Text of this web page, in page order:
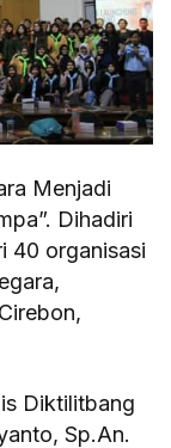
Menjadi
Dihadiri
40 organisasi
Diktilitbang
Sp.An.